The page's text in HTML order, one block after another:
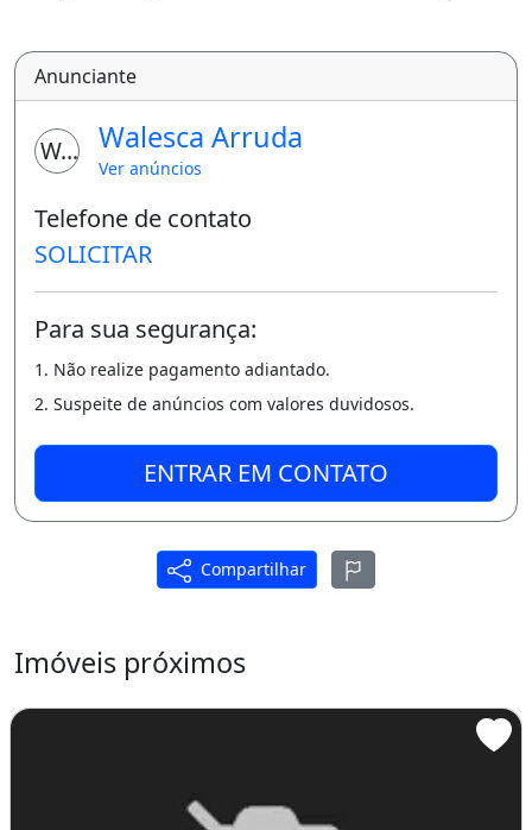
* Sala de Estar / Jantar;
* Cozinha Americana;
* Area de Serviço;
* Varanda;
- Lazer e Segurança:
* Deck;
* Piscina;
* Paisagismo;
* Churrasqueira;
* Cerca Eletrica;
* Cerca Aspiral;
* Vagas Extras ou P/ Visitantes;
Anunciante
WA Walesca Arruda
Ver anúncios
Telefone de contato
SOLICITAR
Para sua segurança:
1. Não realize pagamento adiantado.
2. Suspeite de anúncios com valores duvidosos.
ENTRAR EM CONTATO
Compartilhar
Imóveis próximos